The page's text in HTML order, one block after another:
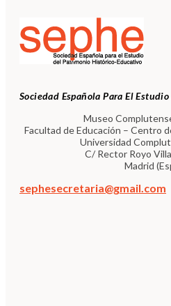
Sociedad Española Para El
Museo
Facultad de Educación – Centro
Universidad
C/ Rector Royo
Madrid
sephesecretaria@gmail.com